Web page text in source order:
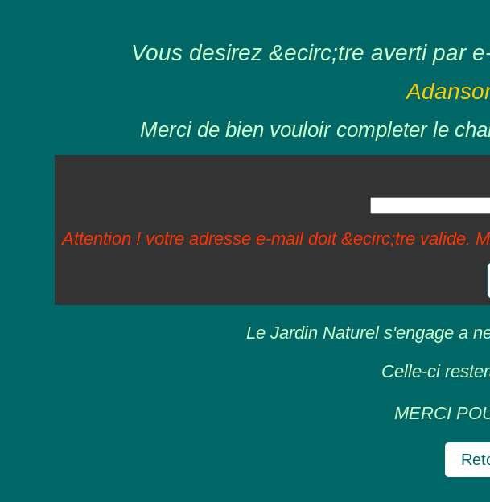
Vous desirez &ecirc;tre averti par
Merci de bien vouloir completer le
Attention ! votre adresse e-mail doit &ecirc;tre valide.
Le Jardin Naturel s'engage a
Celle-ci
MERCI